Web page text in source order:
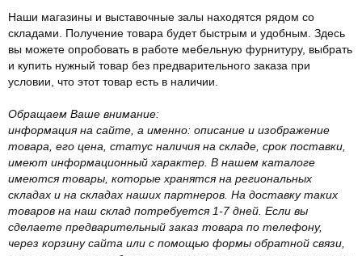
Наши магазины и выставочные залы находятся рядом со
складами. Получение товара будет быстрым и удобным. Здесь
вы можете опробовать в работе мебельную фурнитуру, выбрать
и купить нужный товар без предварительного заказа при
условии, что этот товар есть в наличии.
Обращаем Ваше внимание:
информация на сайте, а именно: описание и изображение
товара, его цена, статус наличия на складе, срок поставки,
имеют информационный характер. В нашем каталоге
имеются товары, которые хранятся на региональных
складах и на складах наших партнеров. На доставку таких
товаров на наш склад потребуется 1-7 дней. Если вы
сделаете предварительный заказ товара по телефону,
через корзину сайта или с помощью формы обратной связи,